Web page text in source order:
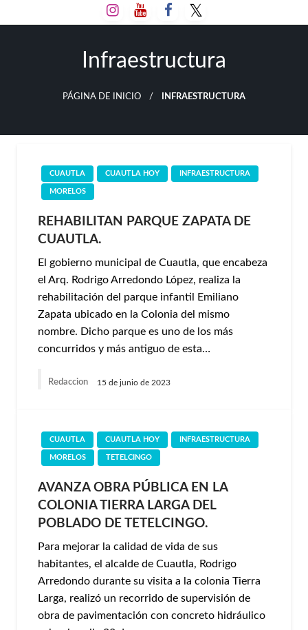
al
Infraestructura
PÁGINA DE INICIO INFRAESTRUCTURA
CUAUTLA CUAUTLA HOY INFRAESTRUCTURA
MORELOS
REHABILITAN PARQUE ZAPATA DE
CUAUTLA.
El gobierno municipal de Cuautla, que encabeza
el Arq. Rodrigo Arredondo López, realiza la
rehabilitación del parque infantil Emiliano
Zapata ubicado en la Colonia del mismo
nombre. Dicho parque es uno de los más
concurridos y más antiguo de esta…
Redaccion 15 de junio de 2023
CUAUTLA CUAUTLA HOY INFRAESTRUCTURA
MORELOS TETELCINGO
AVANZA OBRA PÚBLICA EN LA
COLONIA TIERRA LARGA DEL
POBLADO DE TETELCINGO.
Para mejorar la calidad de vida de sus
habitantes, el alcalde de Cuautla, Rodrigo
Arredondo durante su visita a la colonia Tierra
Larga, realizó un recorrido de supervisión de
obra de pavimentación con concreto hidráulico